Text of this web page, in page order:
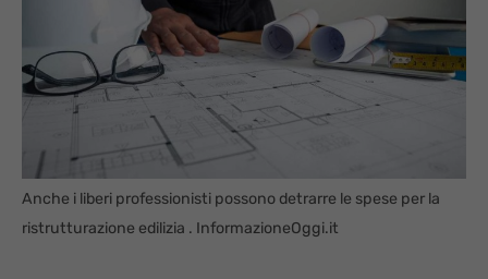
Anche i liberi professionisti possono detrarre le spese per la
ristrutturazione edilizia . InformazioneOggi.it